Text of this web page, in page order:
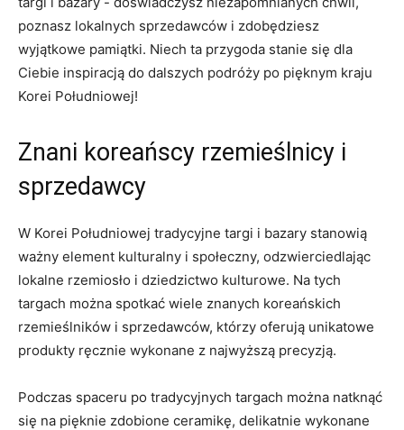
poznasz lokalnych sprzedawców ⁤i‌ zdobędziesz
wyjątkowe pamiątki. Niech ta przygoda⁣ stanie się ‌dla
Ciebie ⁣inspiracją do dalszych podróży po pięknym kraju
⁣Korei Południowej!
Znani koreańscy rzemieślnicy i
sprzedawcy
W⁣ Korei⁤ Południowej tradycyjne targi⁢ i bazary stanowią
ważny‌ element kulturalny i społeczny, ⁤odzwierciedlając
lokalne rzemiosło i dziedzictwo kulturowe. Na tych⁣
targach⁣ można spotkać wiele znanych koreańskich
rzemieślników i sprzedawców, którzy oferują unikatowe
produkty ręcznie wykonane z najwyższą precyzją.
Podczas spaceru po tradycyjnych⁢ targach można natknąć
się na pięknie zdobione ceramikę,​ delikatnie⁢ wykonane